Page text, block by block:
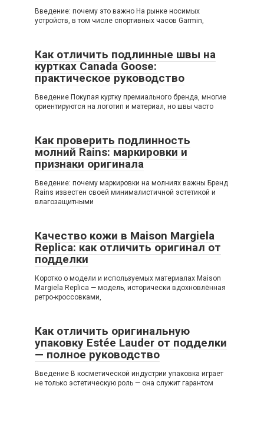
Введение: почему это важно На рынке носимых
устройств, в том числе спортивных часов Garmin,
Как отличить подлинные швы на
куртках Canada Goose:
практическое руководство
Введение Покупая куртку премиального бренда, многие
ориентируются на логотип и материал, но швы часто
Как проверить подлинность
молний Rains: маркировки и
признаки оригинала
Введение: почему маркировки на молниях важны Бренд
Rains известен своей минималистичной эстетикой и
влагозащитными
Качество кожи в Maison Margiela
Replica: как отличить оригинал от
подделки
Коротко о модели и используемых материалах Maison
Margiela Replica — модель, исторически вдохновлённая
ретро-кроссовками,
Как отличить оригинальную
упаковку Estée Lauder от подделки
— полное руководство
Введение В косметической индустрии упаковка играет
не только эстетическую роль — она служит гарантом